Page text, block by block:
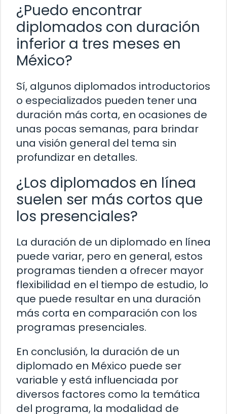
¿Puedo encontrar
diplomados con duración
inferior a tres meses en
México?
Sí, algunos diplomados introductorios
o especializados pueden tener una
duración más corta, en ocasiones de
unas pocas semanas, para brindar
una visión general del tema sin
profundizar en detalles.
¿Los diplomados en línea
suelen ser más cortos que
los presenciales?
La duración de un diplomado en línea
puede variar, pero en general, estos
programas tienden a ofrecer mayor
flexibilidad en el tiempo de estudio, lo
que puede resultar en una duración
más corta en comparación con los
programas presenciales.
En conclusión, la duración de un
diplomado en México puede ser
variable y está influenciada por
diversos factores como la temática
del programa, la modalidad de